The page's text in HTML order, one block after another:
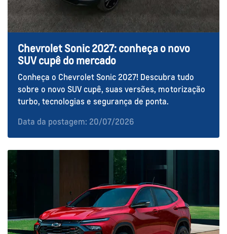
Chevrolet Sonic 2027: conheça o novo
SUV cupê do mercado
Conheça o Chevrolet Sonic 2027! Descubra tudo
sobre o novo SUV cupê, suas versões, motorização
turbo, tecnologias e segurança de ponta.
Data da postagem: 20/07/2026